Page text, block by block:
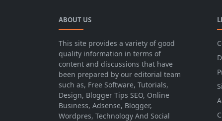
ABOUT US
This site provides a variety of good
quality information in terms of
content and discussions that have
been prepared by our editorial team
such as, Free Software, Tutorials,
Design, Blogger Tips SEO, Online
Business, Adsense, Blogger,
Wordpres, Technology And Social